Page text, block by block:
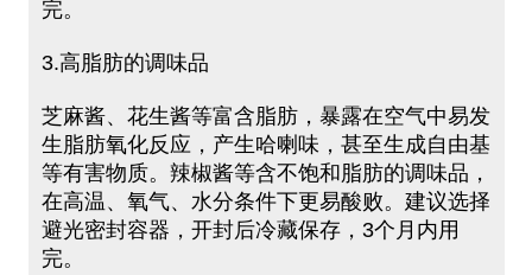
完。
3.高脂肪的调味品
芝麻酱、花生酱等富含脂肪，暴露在空气中易发
生脂肪氧化反应，产生哈喇味，甚至生成自由基
等有害物质。辣椒酱等含不饱和脂肪的调味品，
在高温、氧气、水分条件下更易酸败。建议选择
避光密封容器，开封后冷藏保存，3个月内用
完。